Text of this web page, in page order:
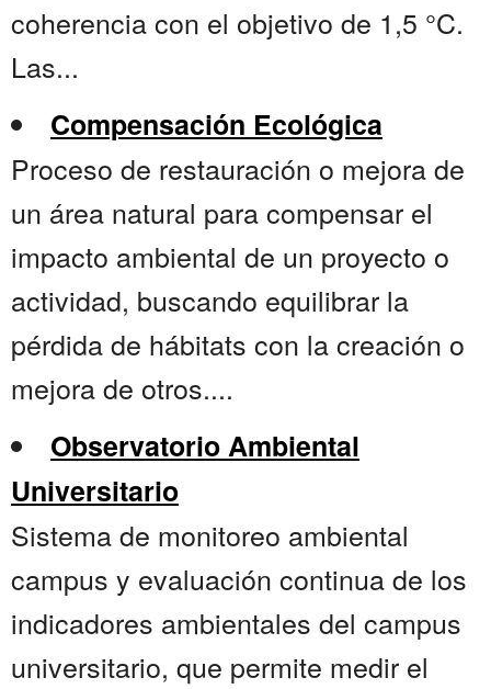
coherencia con el objetivo de 1,5 °C.
Las...
Compensación Ecológica
Proceso de restauración o mejora de
un área natural para compensar el
impacto ambiental de un proyecto o
actividad, buscando equilibrar la
pérdida de hábitats con la creación o
mejora de otros....
Observatorio Ambiental
Universitario
Sistema de monitoreo ambiental
campus y evaluación continua de los
indicadores ambientales del campus
universitario, que permite medir el